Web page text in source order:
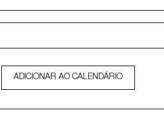
ADICIONAR AO CALENDÁRIO